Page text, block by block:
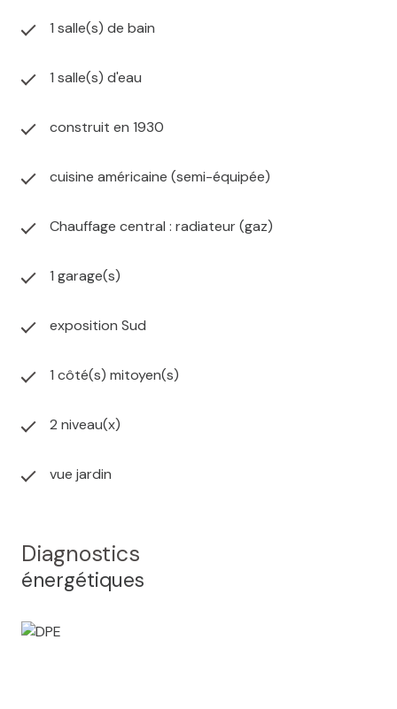
1 salle(s) de bain
1 salle(s) d'eau
construit en 1930
cuisine américaine (semi-équipée)
Chauffage central : radiateur (gaz)
1 garage(s)
exposition Sud
1 côté(s) mitoyen(s)
2 niveau(x)
vue jardin
Diagnostics
énergétiques